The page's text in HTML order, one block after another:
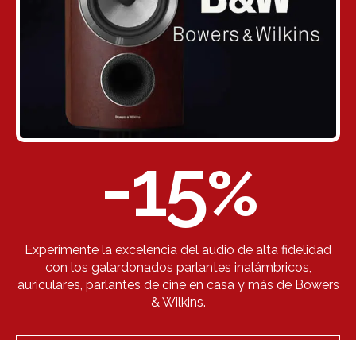
-15%
Experimente la excelencia del audio de alta fidelidad
con los galardonados parlantes inalámbricos,
auriculares, parlantes de cine en casa y más de Bowers
& Wilkins.